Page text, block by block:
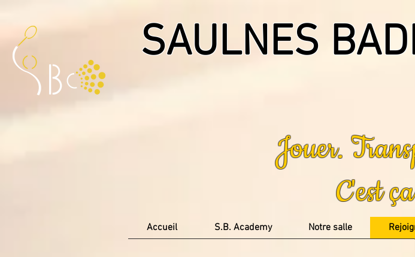
SAULNES
Jouer.
C'est
Accueil S.B. Academy Notre salle